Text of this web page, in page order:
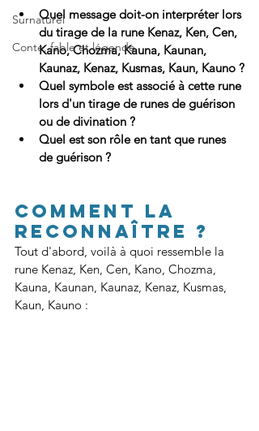
Surnaturel
Conte, fable et légende
Quel message doit-on interpréter lors
du tirage de la rune Kenaz, Ken, Cen,
Kano, Chozma, Kauna, Kaunan,
Kaunaz, Kenaz, Kusmas, Kaun, Kauno ?
Quel symbole est associé à cette rune
lors d'un tirage de runes de guérison
ou de divination ?
Quel est son rôle en tant que runes
de guérison ?
Comment la
reconnaître ?
Tout d'abord, voilà à quoi ressemble la
rune Kenaz, Ken, Cen, Kano, Chozma,
Kauna, Kaunan, Kaunaz, Kenaz, Kusmas,
Kaun, Kauno :